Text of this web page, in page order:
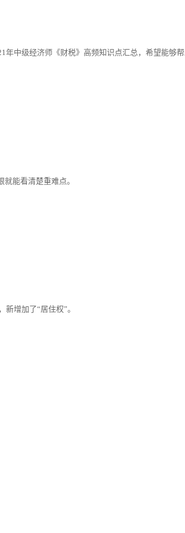
中级经济师《财税》高频知识点汇总，希望能够帮
能看清楚重难点。
增加了“居住权”。